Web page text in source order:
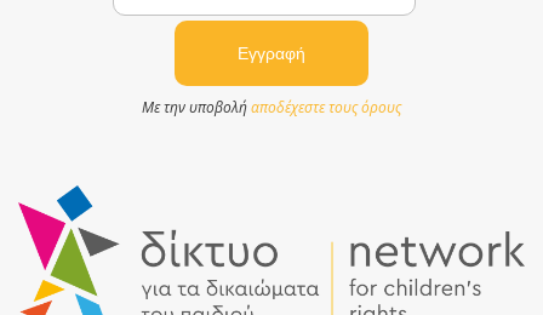
Με την υποβολήαποδέχεστε τους όρους